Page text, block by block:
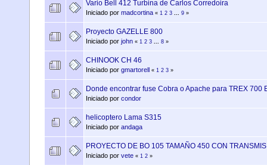
Vario Bell 412 Turbina de Carlos Corredoira
Iniciado por madcortina « 1 2 3 9 »
Proyecto GAZELLE 800
Iniciado por john « 1 2 3 8 »
CHINOOK CH 46
Iniciado por gmartorell « 1 2 3 »
Donde encontrar fuse Cobra o Apache para TREX 700
Iniciado por condor
helicoptero Lama S315
Iniciado por andaga
PROYECTO DE BO 105 TAMAÑO 450 CON
Iniciado por vete « 1 2 »